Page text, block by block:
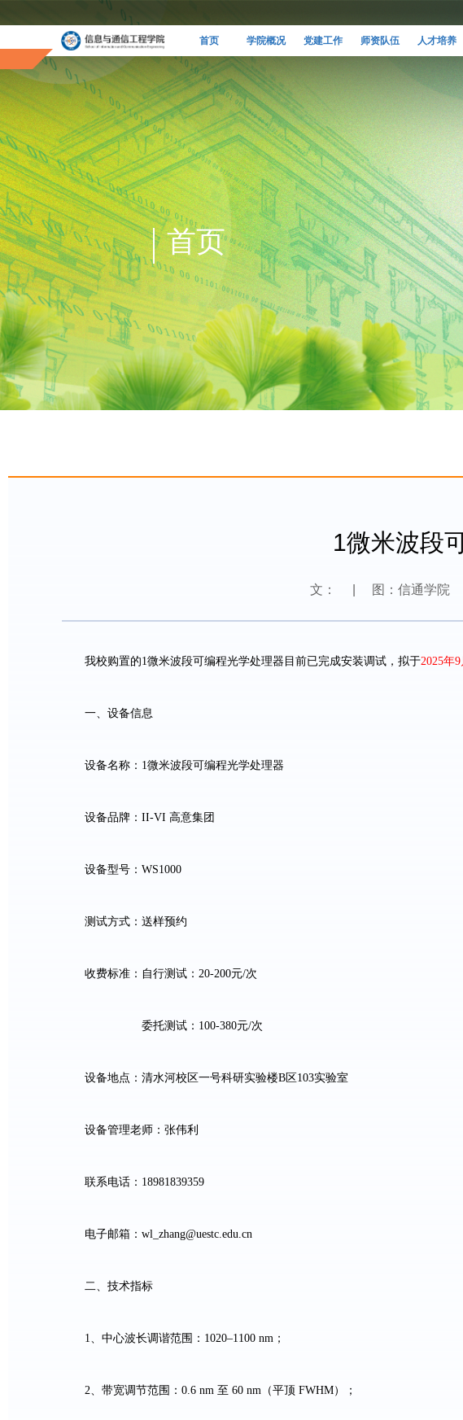
首页 学院概况 党建工作 师资队伍 人才培养
首页
1微米波段
文： 图：信通学院
我校购置的1微米波段可编程光学处理器目前已完成安装调试，拟于2025年9
一、设备信息
设备名称： 1微米波段可编程光学处理器
设备品牌：II-VI高意集团
设备型号：WS1000
测试方式：送样预约
收费标准：自行测试： 20-200元/次
委托测试： 100-380元/次
设备地点：清水河校区一号科研实验楼B 区 103实验室
设备管理老师：张伟利
联系电话： 18981839359
电子邮箱：wl_zhang@uestc.edu.cn
二、技术指标
1、中心波长调谐范围： 1020–1100 nm ；
2、带宽调节范围：0.6 nm 至60 nm （平顶FWHM）；